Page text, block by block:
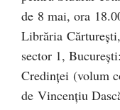
de 8 mai, ora
Librăria
sector 1,
Credinţei (volum
de Vincenţiu